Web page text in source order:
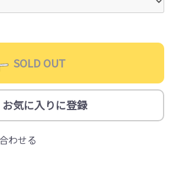
SOLD OUT
お気に入りに登録
わせる